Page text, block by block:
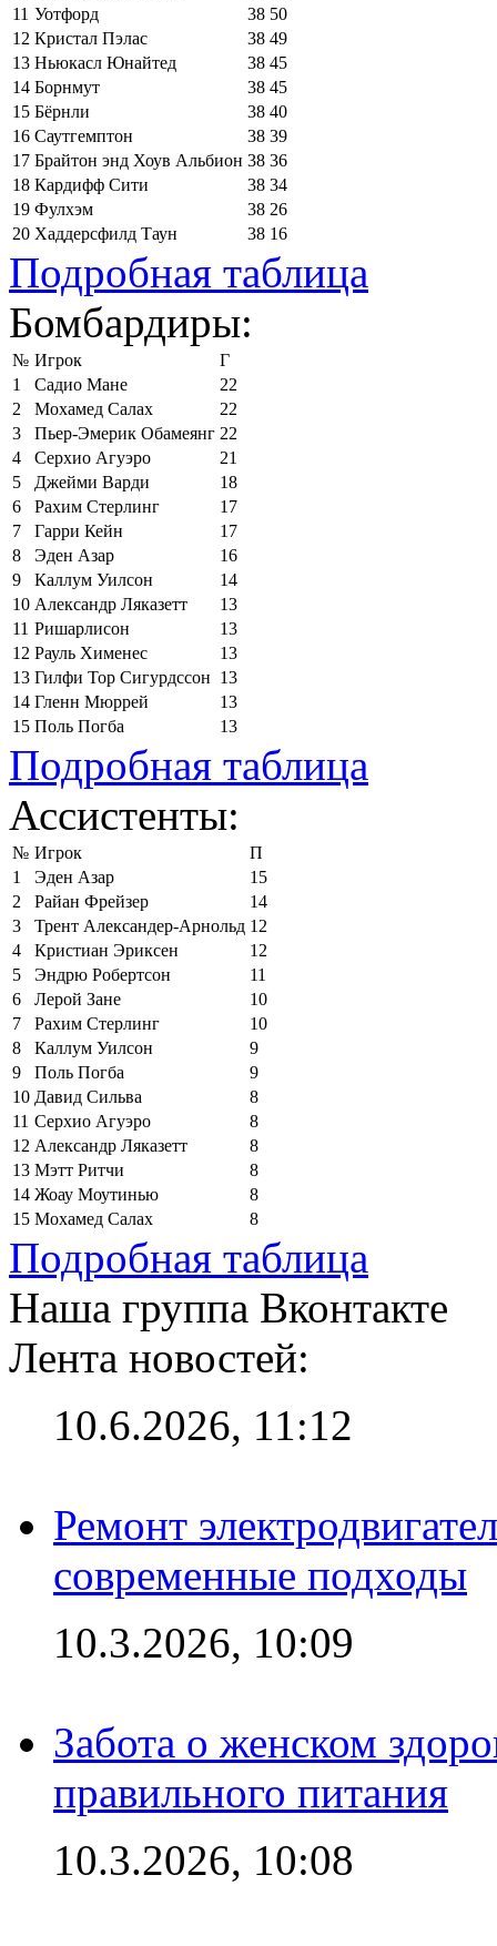
11 Уотфорд 38 50
12 Кристал Пэлас 38 49
13 Ньюкасл Юнайтед 38 45
14 Борнмут 38 45
15 Бёрнли 38 40
16 Саутгемптон 38 39
17 Брайтон энд Хоув Альбион 38 36
18 Кардифф Сити 38 34
19 Фулхэм 38 26
20 Хаддерсфилд Таун 38 16
Подробная таблица
Бомбардиры:
№ Игрок
Г
1
Садио Мане
22
2
Мохамед Салах
22
3
Пьер-Эмерик Обамеянг 22
4
Серхио Агуэро
21
5
Джейми Варди
18
6
Рахим Стерлинг
17
7
Гарри Кейн
17
8
Эден Азар
16
9
Каллум Уилсон
14
10 Александр Ляказетт
13
11 Ришарлисон
13
12 Рауль Хименес
13
13 Гилфи Тор Сигурдссон 13
14 Гленн Мюррей
13
15 Поль Погба 13
Подробная таблица
Ассистенты:
№ Игрок
П
1
Эден Азар
15
2
Райан Фрейзер
14
3
Трент Александер-Арнольд 12
4
Кристиан Эриксен
12
5
Эндрю Робертсон
11
6
Лерой Зане
10
7
Рахим Стерлинг
10
8
Каллум Уилсон
9
9
Поль Погба
9
10 Давид Сильва
8
11 Серхио Агуэро
8
12 Александр Ляказетт
8
13 Мэтт Ритчи
8
14 Жоау Моутинью
8
15 Мохамед Салах 8
Подробная таблица
Наша группа Вконтакте
Лента новостей:
10.6.2026, 11:12
Ремонт
современные подходы
10.3.2026, 10:09
Забота о женском
правильного питания
10.3.2026, 10:08